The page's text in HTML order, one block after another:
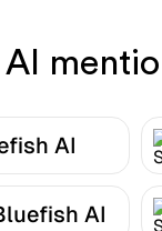
AI
AI